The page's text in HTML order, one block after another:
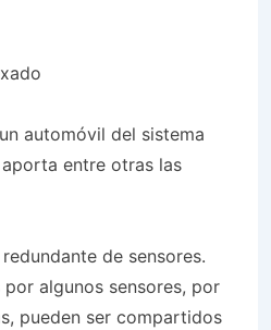
automóvil del sistema
entre otras las
de sensores.
algunos sensores, por
pueden ser compartidos